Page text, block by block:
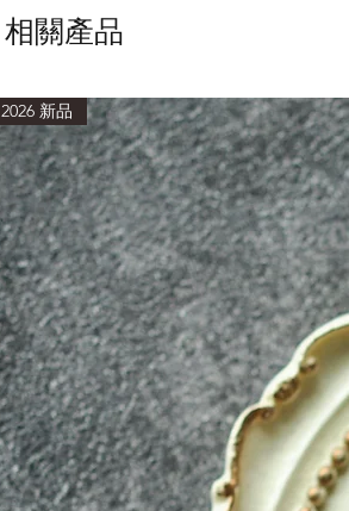
相關產品
2026 新品